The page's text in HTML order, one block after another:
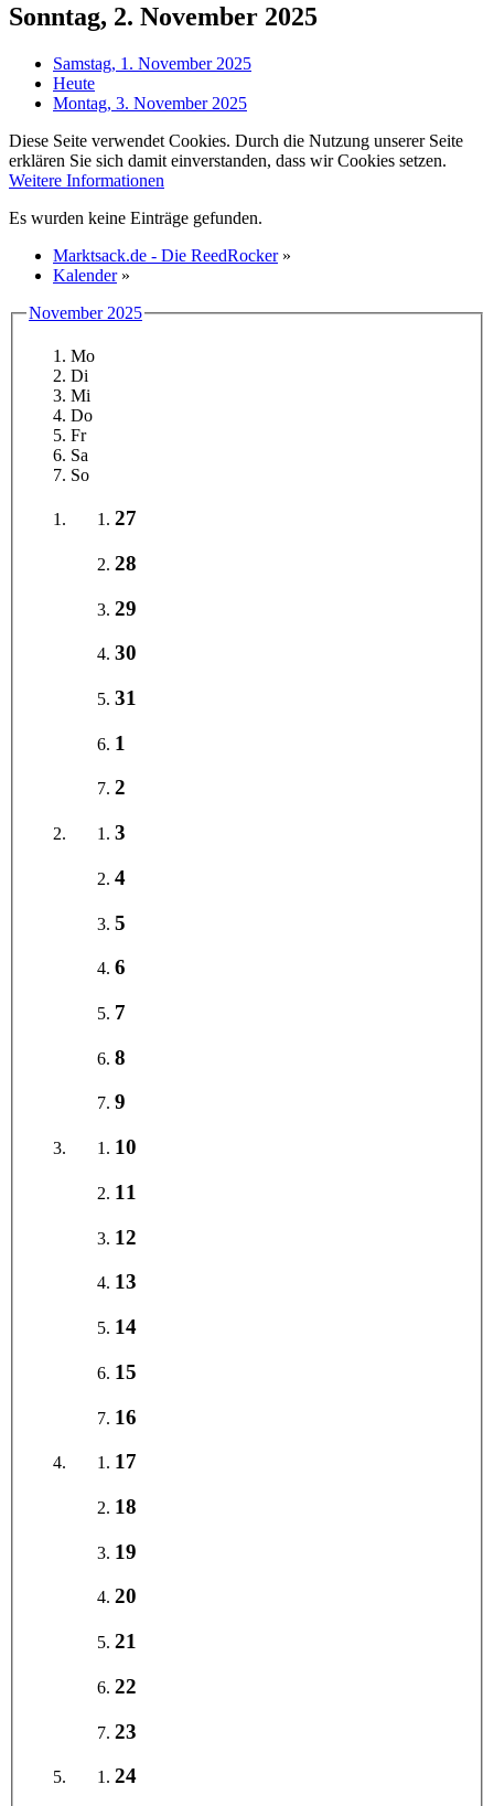
Sonntag, 2. November 2025
Samstag, 1. November 2025
Heute
Montag, 3. November 2025
Diese Seite verwendet Cookies. Durch die Nutzung unserer Seite
erklären Sie sich damit einverstanden, dass wir Cookies setzen.
Weitere Informationen
Es wurden keine Einträge gefunden.
Marktsack.de - Die ReedRocker »
Kalender »
November 2025
Mo
Di
Mi
Do
Fr
Sa
So
27
28
29
30
31
1
2
3
4
5
6
7
8
9
10
11
12
13
14
15
16
17
18
19
20
21
22
23
24